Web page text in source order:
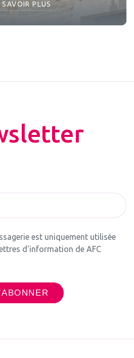
SAVOIR PLUS
est uniquement utilisée
d'information de AFC